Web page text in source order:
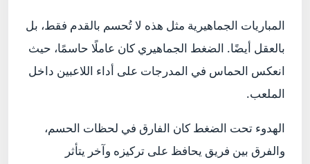
المباريات الجماهيرية مثل هذه لا تُحسم بالقدم فقط، بل
بالعقل أيضًا. الضغط الجماهيري كان عاملًا حاسمًا، حيث
انعكس الحماس في المدرجات على أداء اللاعبين داخل
الملعب.
الهدوء تحت الضغط كان الفارق في لحظات الحسم،
والفرق بين فريق يحافظ على تركيزه وآخر يتأثر